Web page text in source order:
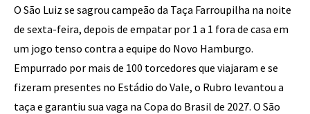
O São Luiz se sagrou campeão da Taça Farroupilha na noite
de sexta-feira, depois de empatar por 1 a 1 fora de casa em
um jogo tenso contra a equipe do Novo Hamburgo.
Empurrado por mais de 100 torcedores que viajaram e se
fizeram presentes no Estádio do Vale, o Rubro levantou a
taça e garantiu sua vaga na Copa do Brasil de 2027. O São